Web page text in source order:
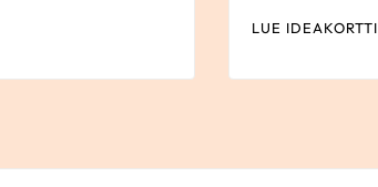
LUE IDEAKORTTI